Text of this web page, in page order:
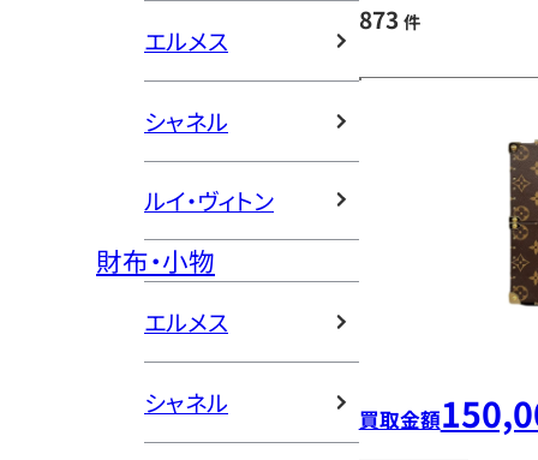
エルメス
シャネル
ルイ・ヴィトン
財布・小物
エルメス
シャネル
873 件
買取金額